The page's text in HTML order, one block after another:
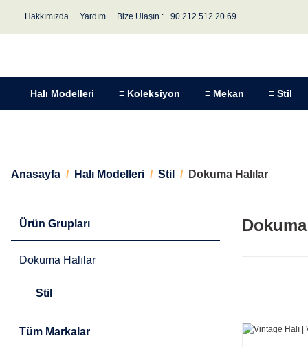
Hakkımızda Yardım Bize Ulaşın : +90 212 512 20 69
Halı Modelleri ≡ Koleksiyon ≡ Mekan ≡ Stil
Anasayfa Halı Modelleri Stil Dokuma Halılar
Ürün Grupları
Dokuma Halılar
Stil
Tüm Markalar